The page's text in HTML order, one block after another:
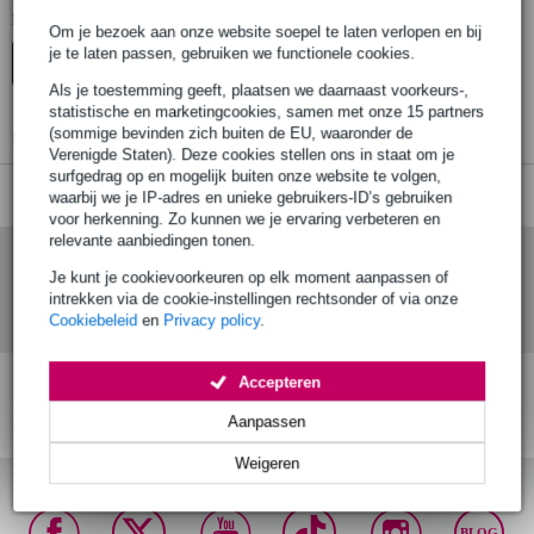
Om je bezoek aan onze website soepel te laten verlopen en bij
je te laten passen, gebruiken we functionele cookies.
Als je toestemming geeft, plaatsen we daarnaast voorkeurs-,
statistische en marketingcookies, samen met onze 15 partners
(sommige bevinden zich buiten de EU, waaronder de
Verenigde Staten). Deze cookies stellen ons in staat om je
surfgedrag op en mogelijk buiten onze website te volgen,
waarbij we je IP-adres en unieke gebruikers-ID’s gebruiken
voor herkenning. Zo kunnen we je ervaring verbeteren en
relevante aanbiedingen tonen.
Je kunt je cookievoorkeuren op elk moment aanpassen of
intrekken via de cookie-instellingen rechtsonder of via onze
Cookiebeleid en Privacy policy.
Weigeren
Aanpassen
Accepteren
Top-10 Start Keuzehulp Advies
Er zijn geen producten gevonden.
morgen in huis (mits